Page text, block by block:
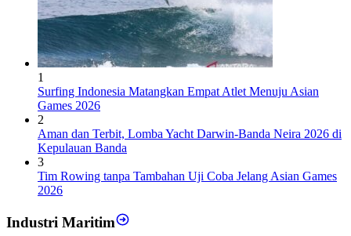
1
Surfing Indonesia Matangkan Empat Atlet Menuju Asian
Games 2026
2
Aman dan Terbit, Lomba Yacht Darwin-Banda Neira 2026 di
Kepulauan Banda
3
Tim Rowing tanpa Tambahan Uji Coba Jelang Asian Games
2026
Industri Maritim